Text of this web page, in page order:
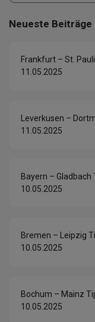
Neueste Beiträge
Frankfurt – St.
11.05.2025
Leverkusen –
11.05.2025
Bayern –
10.05.2025
Bremen – Leipzig
10.05.2025
Bochum – Mainz
10.05.2025